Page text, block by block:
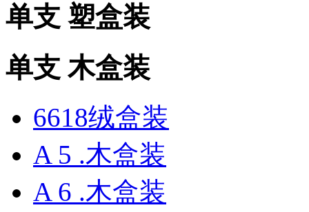
单支 塑盒装
单支 木盒装
6618绒盒装
A 5 .木盒装
A 6 .木盒装